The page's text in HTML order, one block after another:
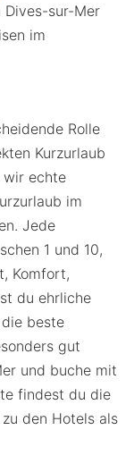
Dives-sur-Mer
im
Rolle
Kurzurlaub
wir echte
im
Jede
1 und 10,
Komfort,
du ehrliche
beste
gut
und buche mit
findest du die
den Hotels als